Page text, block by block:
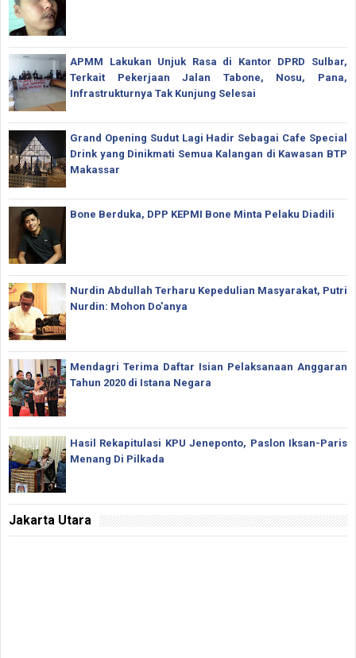
APMM Lakukan Unjuk Rasa di Kantor DPRD Sulbar,
Terkait Pekerjaan Jalan Tabone, Nosu, Pana,
Infrastrukturnya Tak Kunjung Selesai
Grand Opening Sudut Lagi Hadir Sebagai Cafe Special
Drink yang Dinikmati Semua Kalangan di Kawasan BTP
Makassar
Bone Berduka, DPP KEPMI Bone Minta Pelaku Diadili
Nurdin Abdullah Terharu Kepedulian Masyarakat, Putri
Nurdin: Mohon Do'anya
Mendagri Terima Daftar Isian Pelaksanaan Anggaran
Tahun 2020 di Istana Negara
Hasil Rekapitulasi KPU Jeneponto, Paslon Iksan-Paris
Menang Di Pilkada
Jakarta Utara